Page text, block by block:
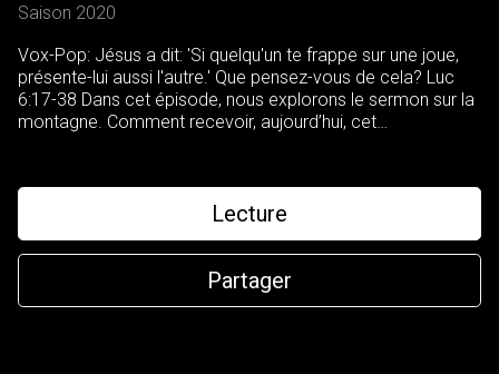
Saison 2020
Vox-Pop: Jésus a dit: 'Si quelqu'un te frappe sur une joue,
présente-lui aussi l'autre.' Que pensez-vous de cela? Luc
6:17-38 Dans cet épisode, nous explorons le sermon sur la
montagne. Comment recevoir, aujourd’hui, cet
Lecture
Partager